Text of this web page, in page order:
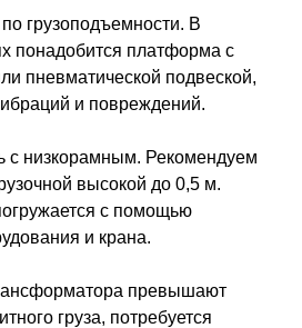
грузоподъемности. В
понадобится платформа с
пневматической подвеской,
и повреждений.
с низкорамным. Рекомендуем
высокой до 0,5 м.
с помощью
и крана.
превышают
груза, потребуется